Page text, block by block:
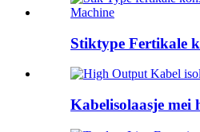
Stiktype Fertikale
Kabelisolaasje mei